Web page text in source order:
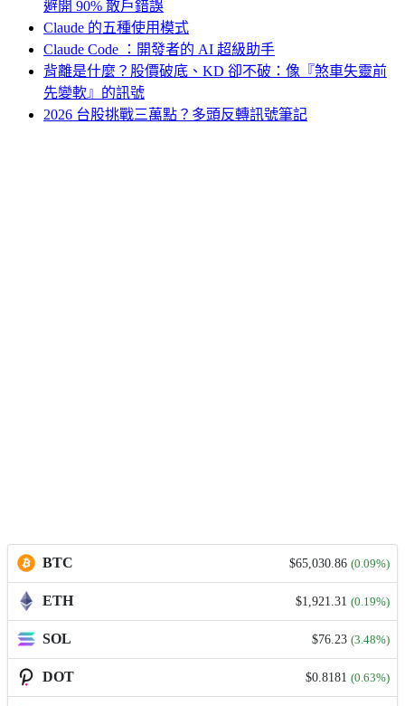
避開 90% 散戶錯誤
Claude 的五種使用模式
Claude Code ：開發者的 AI 超級助手
背離是什麼？股價破底、KD 卻不破：像『煞車失靈前
先變軟』的訊號
2026 台股挑戰三萬點？多頭反轉訊號筆記
BTC $65,030.86 (0.09%)
ETH $1,921.31 (0.19%)
SOL $76.23 (3.48%)
DOT $0.8181 (0.63%)